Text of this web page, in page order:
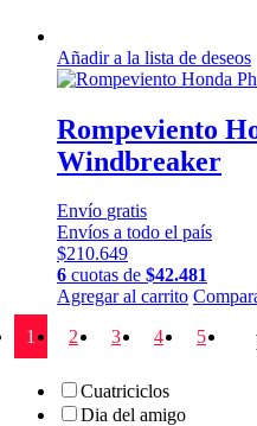
Añadir a la lista de deseos
Rompeviento
Windbreaker
Envío gratis
Envíos a todo el país
$210.649
6 cuotas de $42.481
Agregar al carrito Este
tiene
1
2 3 4 5
Cuatriciclos
Dia del amigo